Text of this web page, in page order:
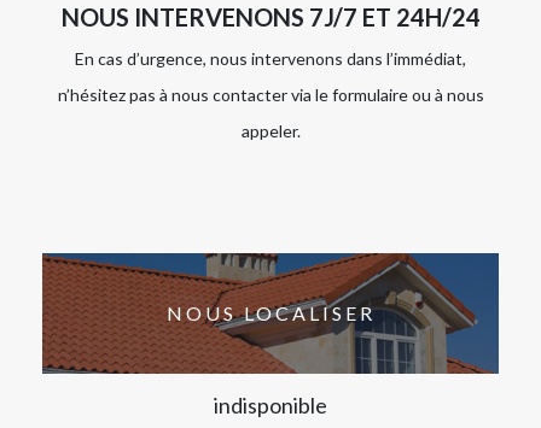
NOUS INTERVENONS 7J/7 ET 24H/24
En cas d’urgence, nous intervenons dans l’immédiat,
n’hésitez pas à nous contacter via le formulaire ou à nous
appeler.
NOUS LOCALISER
indisponible